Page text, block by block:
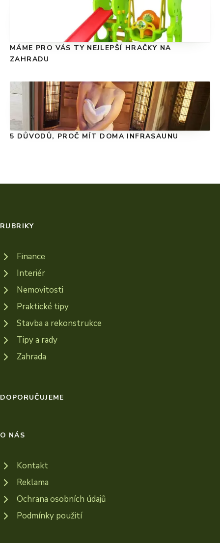
MÁME PRO VÁS TY NEJLEPŠÍ HRAČKY NA
ZAHRADU
5 DŮVODŮ, PROČ MÍT DOMA INFRASAUNU
RUBRIKY
Finance
Interiér
Nemovitosti
Praktické tipy
Stavba a rekonstrukce
Tipy a rady
Zahrada
DOPORUČUJEME
O NÁS
Kontakt
Reklama
Ochrana osobních údajů
Podmínky použití